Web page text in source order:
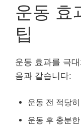
운동 효
팁
운동 효과를 극
음과 같습니다:
운동 전 적당
운동 후 충분